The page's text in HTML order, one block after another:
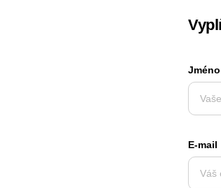
Jméno
E-mail